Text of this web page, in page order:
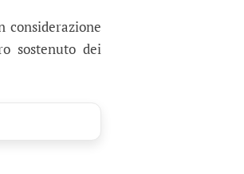
considerazione
sostenuto dei